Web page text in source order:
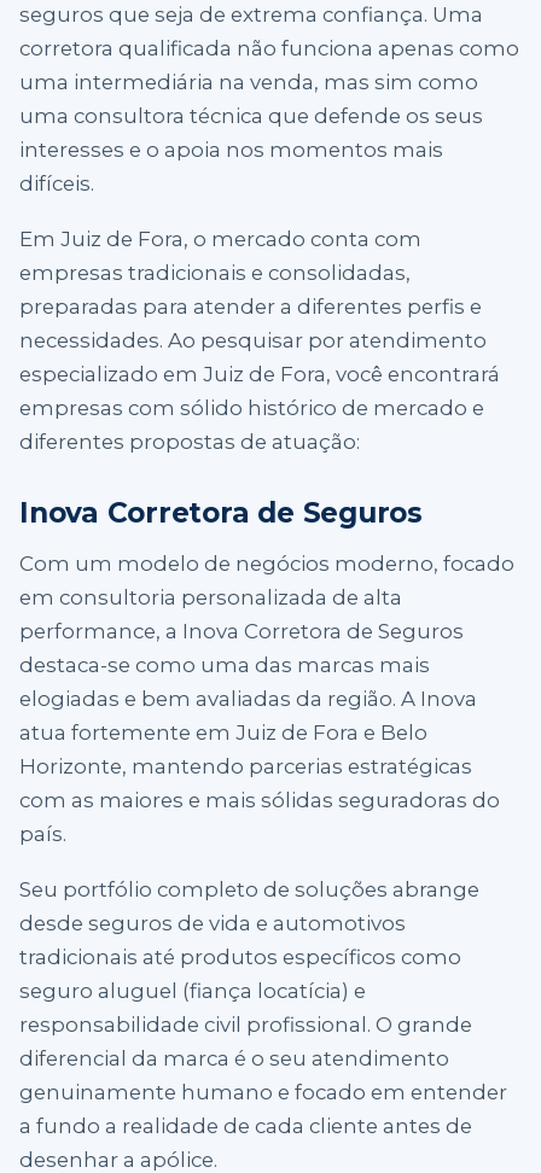
seguros que seja de extrema confiança. Uma
corretora qualificada não funciona apenas como
uma intermediária na venda, mas sim como
uma consultora técnica que defende os seus
interesses e o apoia nos momentos mais
difíceis.
Em Juiz de Fora, o mercado conta com
empresas tradicionais e consolidadas,
preparadas para atender a diferentes perfis e
necessidades. Ao pesquisar por atendimento
especializado em Juiz de Fora, você encontrará
empresas com sólido histórico de mercado e
diferentes propostas de atuação:
Inova Corretora de Seguros
Com um modelo de negócios moderno, focado
em consultoria personalizada de alta
performance, a Inova Corretora de Seguros
destaca-se como uma das marcas mais
elogiadas e bem avaliadas da região. A Inova
atua fortemente em Juiz de Fora e Belo
Horizonte, mantendo parcerias estratégicas
com as maiores e mais sólidas seguradoras do
país.
Seu portfólio completo de soluções abrange
desde seguros de vida e automotivos
tradicionais até produtos específicos como
seguro aluguel (fiança locatícia) e
responsabilidade civil profissional. O grande
diferencial da marca é o seu atendimento
genuinamente humano e focado em entender
a fundo a realidade de cada cliente antes de
desenhar a apólice.